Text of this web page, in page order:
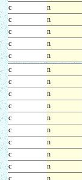
c
n
c
n
c
n
c
n
c
n
c
n
c
n
c
n
c
n
c
n
c
n
c
n
c
n
c
n
c
n